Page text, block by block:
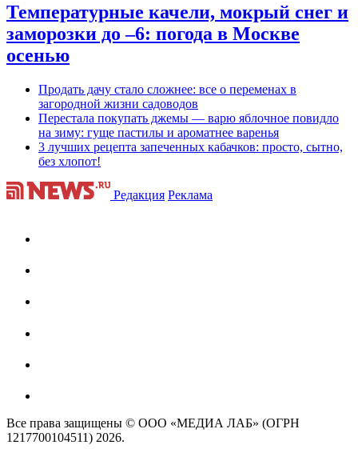
Температурные качели, мокрый снег и
заморозки до –6: погода в Москве
осенью
Продать дачу стало сложнее: все о переменах в
загородной жизни садоводов
Перестала покупать джемы — варю яблочное повидло
на зиму: гуще пастилы и ароматнее варенья
3 лучших рецепта запеченных кабачков: просто, сытно,
без хлопот!
Редакция Реклама
Все права защищены © ООО «МЕДИА ЛАБ» (ОГРН
1217700104511) 2026.